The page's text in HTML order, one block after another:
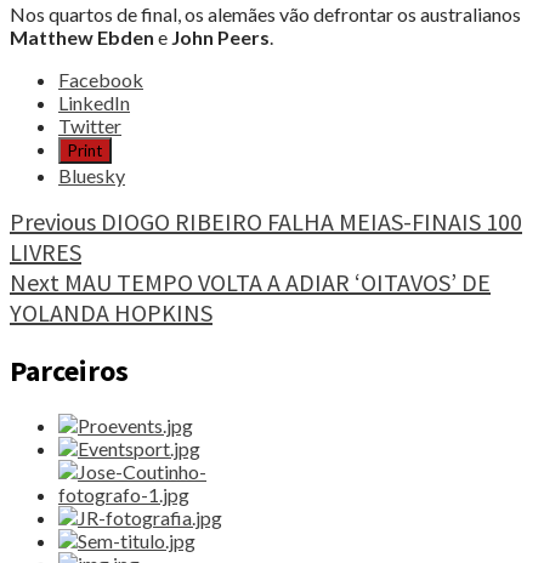
Nos quartos de final, os alemães vão defrontar os australianos
Matthew Ebden e John Peers.
Share
post
"TERMINOU
SONHO
OLÍMPICO
DO
TÉNIS
EM
PARIS"
Facebook
LinkedIn
Twitter
Print
Bluesky
Continue
Reading
Previous DIOGO RIBEIRO FALHA MEIAS-FINAIS 100
LIVRES
Next MAU TEMPO VOLTA A ADIAR ‘OITAVOS’ DE
YOLANDA HOPKINS
Parceiros